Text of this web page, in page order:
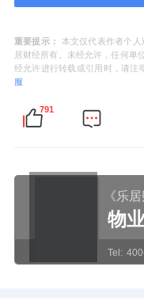
例需求。两代产
市场的全覆盖，
深耕蓝海赛道：
处黄金发展期
全球ECMO市场
美元，其中设备
218亿美元；
空间约550.4亿
189.7亿元，耗材
重要提示：
本文仅代表作者个
居财经所有。未经允许，任何单
经允许进行转载或引用时，请注
服
791
《乐
物
Tel: